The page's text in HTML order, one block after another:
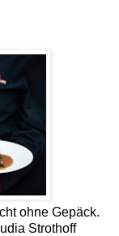
ohne Gepäck.
Strothoff